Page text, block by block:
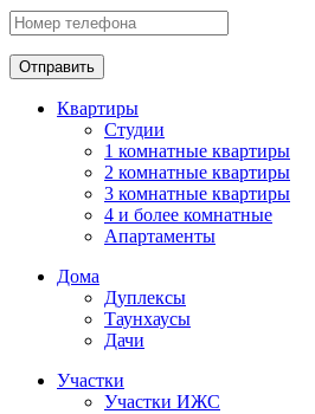
Отправить
Квартиры
Студии
1 комнатные квартиры
2 комнатные квартиры
3 комнатные квартиры
4 и более комнатные
Апартаменты
Дома
Дуплексы
Таунхаусы
Дачи
Участки
Участки ИЖС